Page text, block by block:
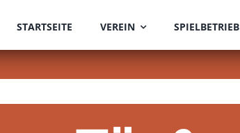
STARTSEITE VEREIN SPIELBETRIEB